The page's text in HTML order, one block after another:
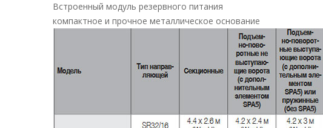
Встроенный модуль резервного питания
компактное и прочное металлическое основание